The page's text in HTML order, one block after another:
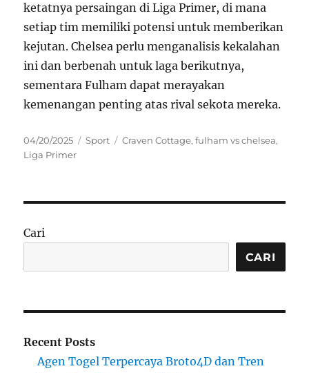
ketatnya persaingan di Liga Primer, di mana
setiap tim memiliki potensi untuk memberikan
kejutan. Chelsea perlu menganalisis kekalahan
ini dan berbenah untuk laga berikutnya,
sementara Fulham dapat merayakan
kemenangan penting atas rival sekota mereka.
Posted
on
04/20/2025 Categories
Sport Tags
Craven Cottage,fulham vs chelsea,
Liga Primer
Cari
CARI
Recent Posts
Agen Togel Terpercaya Broto4D dan Tren